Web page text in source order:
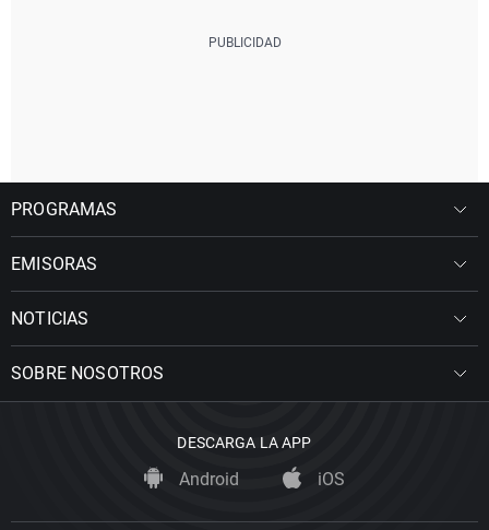
PROGRAMAS
EMISORAS
NOTICIAS
SOBRE NOSOTROS
DESCARGA LA APP
Android iOS